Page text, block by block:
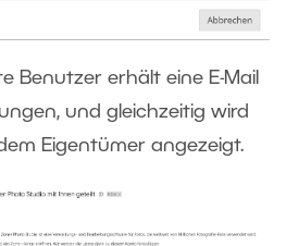
Benutzer erhält eine E-Mail
und gleichzeitig wird
Eigentümer angezeigt.